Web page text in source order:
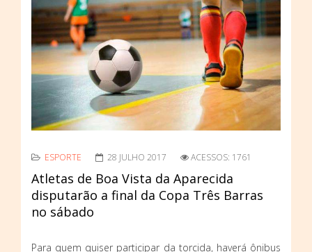
ESPORTE 28 JULHO 2017 ACESSOS: 1761
Atletas de Boa Vista da Aparecida
disputarão a final da Copa Três Barras
no sábado
Para quem quiser participar da torcida, haverá ônibus